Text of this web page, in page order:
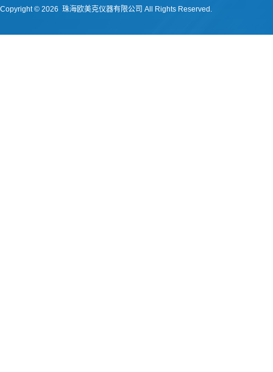
Copyright © 2026 珠海欧美克仪器有限公司 All Rights Reserved.